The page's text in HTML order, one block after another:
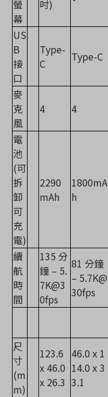
螢
幕
吋)
US
B
接
口
Type-
C
Type-C
麥
克
風
4 4
電
池
(可
拆
卸
可
充
電)
2290
mAh
1800mA
h
續
航
時
間
135 分
鐘 – 5.
7K@3
0fps
81 分鐘
– 5.7K@
30fps
尺
寸
(m
m)
123.6
x 46.0
x 26.3
46.0 x 1
14.0 x 3
3.1